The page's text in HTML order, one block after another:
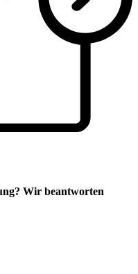
Wir beantworten